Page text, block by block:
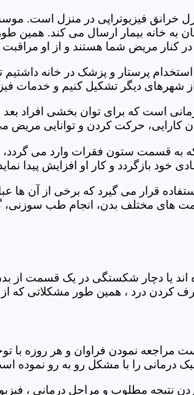
خرانق فیزیوتراپی در منزل است.
به خانه بیمار ارسال می کند. همین
کنار مریض شما هستند و از او مراقبت
استخدام پرستار و پزشک در خانه
شهرهای دیگر تشکیل کنیم و خدمات
است که برای توان بخشی افراد
کارایی، حرکت کردن و توانایی مریض
به قسمت ستون فقرات وارد می
بازگردد و کار او افزایش پیدا
قرار می گیرد که برخی از آن ها
های مختلف بدن، انجام طب سوزنی،
اند یا دچار شکستگی در یک قسمت از
درد ، همین طور مشکلاتی که
مراجعه نمودن فراوان و هر روزه
درمانی را با مشکل رو به رو نموده
نتیجه مطلوب و مراحل درمانی ،